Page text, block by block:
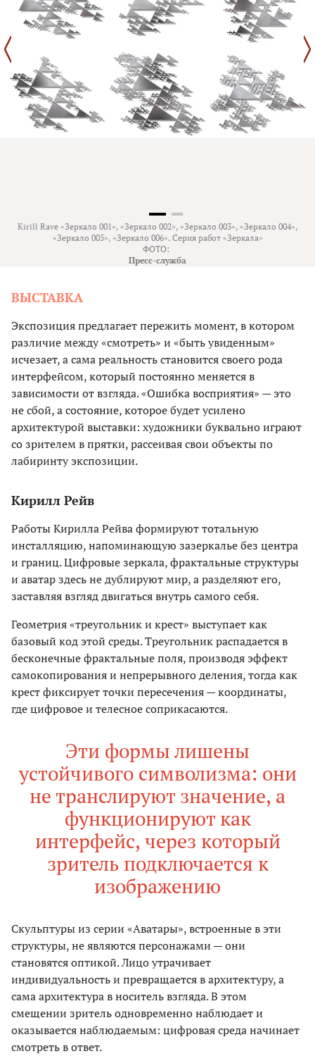
Kirill Rave «Зеркало 001», «Зеркало 002», «Зеркало 003», «Зеркало 004»,
«Зеркало 005», «Зеркало 006». Серия работ «Зеркала»
ФОТО:
Пресс-служба
ВЫСТАВКА
Экспозиция предлагает пережить момент, в котором
различие между «смотреть» и «быть увиденным»
исчезает, а сама реальность становится своего рода
интерфейсом, который постоянно меняется в
зависимости от взгляда. «Ошибка восприятия» — это
не сбой, а состояние, которое будет усилено
архитектурой выставки: художники буквально играют
со зрителем в прятки, рассеивая свои объекты по
лабиринту экспозиции.
Кирилл Рейв
Работы Кирилла Рейва формируют тотальную
инсталляцию, напоминающую зазеркалье без центра
и границ. Цифровые зеркала, фрактальные структуры
и аватар здесь не дублируют мир, а разделяют его,
заставляя взгляд двигаться внутрь самого себя.
Геометрия «треугольник и крест» выступает как
базовый код этой среды. Треугольник распадается в
бесконечные фрактальные поля, производя эффект
самокопирования и непрерывного деления, тогда как
крест фиксирует точки пересечения — координаты,
где цифровое и телесное соприкасаются.
Эти формы лишены
устойчивого символизма: они
не транслируют значение, а
функционируют как
интерфейс, через который
зритель подключается к
изображению
Скульптуры из серии «Аватары», встроенные в эти
структуры, не являются персонажами — они
становятся оптикой. Лицо утрачивает
индивидуальность и превращается в архитектуру, а
сама архитектура в носитель взгляда. В этом
смещении зритель одновременно наблюдает и
оказывается наблюдаемым: цифровая среда начинает
смотреть в ответ.